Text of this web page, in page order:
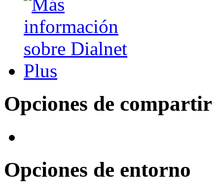
Opciones de compartir
Opciones de entorno